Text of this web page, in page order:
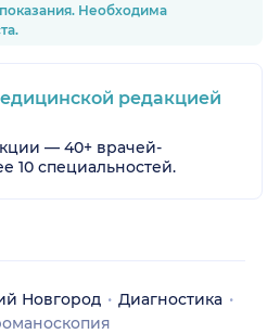
Необходима
редакцией
— 40+ врачей-
10 специальностей.
Новгород
Диагностика